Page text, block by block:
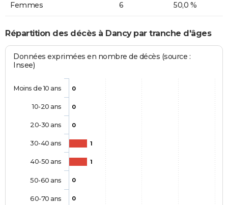
Femmes 6 50,0 %
Répartition des décès à Dancy par tranche d'âges
Données exprimées en nombre de décès (source :
Insee)
0
0
0
1
1
0
0
Moins de 10 ans
10-20 ans
20-30 ans
30-40 ans
40-50 ans
50-60 ans
60-70 ans